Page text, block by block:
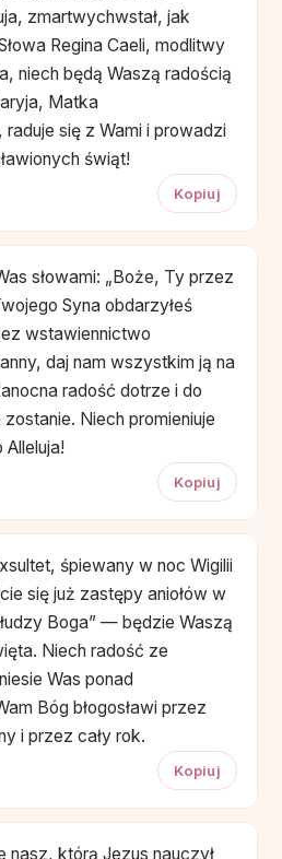
zmartwychwstał, jak
Regina Caeli, modlitwy
niech będą Waszą radością
Matka
się z Wami i prowadzi
świąt!
Kopiuj
słowami: „Boże, Ty przez
Syna obdarzyłeś
wstawiennictwo
daj nam wszystkim ją na
radość dotrze i do
Niech promieniuje
Alleluja!
Kopiuj
śpiewany w noc Wigilii
się już zastępy aniołów w
Boga” — będzie Waszą
Niech radość ze
Was ponad
Bóg błogosławi przez
i przez cały rok.
Kopiuj
nasz, którą Jezus nauczył